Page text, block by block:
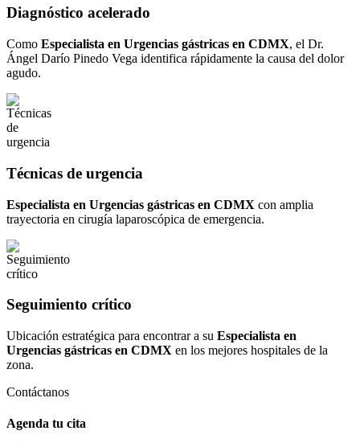
Diagnóstico acelerado
Como Especialista en Urgencias gástricas en CDMX, el Dr.
Ángel Darío Pinedo Vega identifica rápidamente la causa del dolor
agudo.
Técnicas de urgencia
Especialista en Urgencias gástricas en CDMX con amplia
trayectoria en cirugía laparoscópica de emergencia.
Seguimiento crítico
Ubicación estratégica para encontrar a su Especialista en
Urgencias gástricas en CDMX en los mejores hospitales de la
zona.
Contáctanos
Agenda tu cita